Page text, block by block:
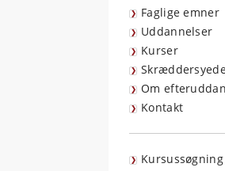
Faglige emner
Uddannelser
Kurser
Om
Kontakt
Kursussøgning